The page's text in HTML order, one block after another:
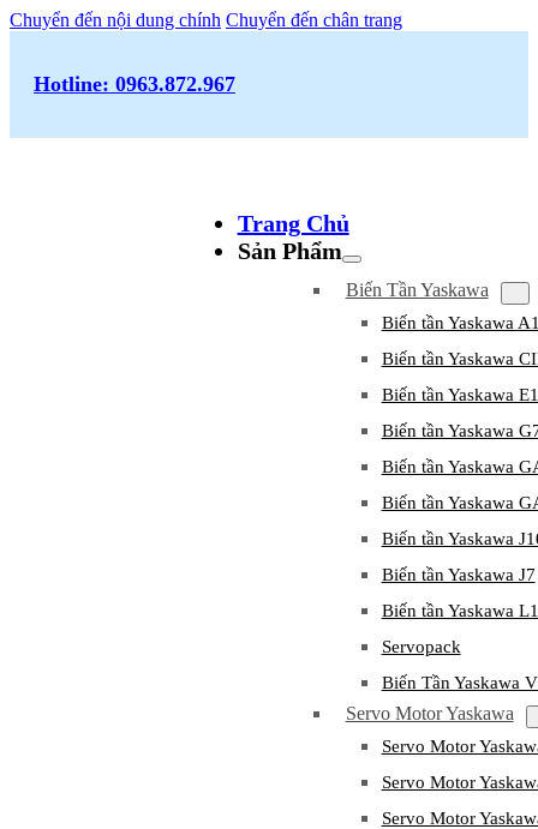
Chuyển đến nội dung chính Chuyển đến chân trang
Hotline: 0963.872.967
Trang Chủ
Sản Phẩm
Biến Tần Yaskawa
Biến tần Yaskawa
Biến tần Yaskawa
Biến tần Yaskawa
Biến tần Yaskawa
Biến tần Yaskawa
Biến tần Yaskawa
Biến tần Yaskawa
Biến tần Yaskawa J7
Biến tần Yaskawa
Servopack
Biến Tần Yaskawa
Servo Motor Yaskawa
Servo Motor
Servo Motor
Servo Motor